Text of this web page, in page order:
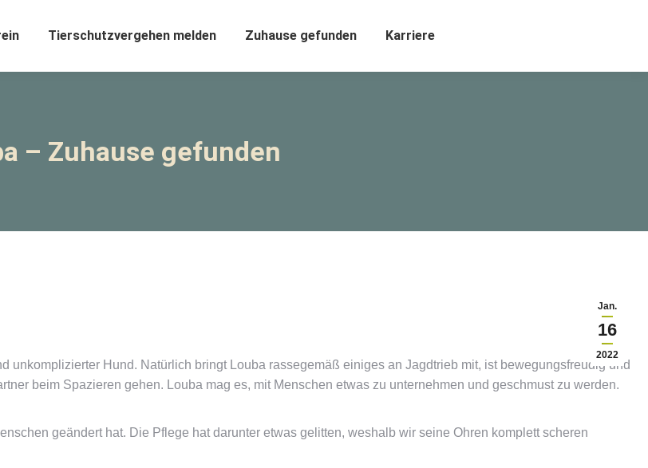
Tierschutzvergehen melden Zuhause gefunden Karriere
– Zuhause gefunden
Jan.
16
2022
Hund. Natürlich bringt Louba rassegemäß einiges an Jagdtrieb mit, ist bewegungsfreudig und
beim Spazieren gehen. Louba mag es, mit Menschen etwas zu unternehmen und geschmust zu werden.
geändert hat. Die Pflege hat darunter etwas gelitten, weshalb wir seine Ohren komplett scheren